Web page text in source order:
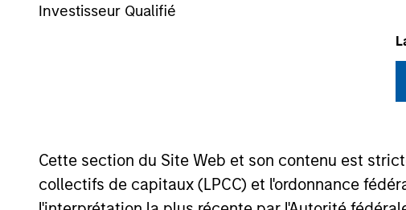
Investisseur Qualifié
Cette section du Site Web et son contenu est
collectifs de capitaux (LPCC) et l'ordonnance
preservation.
MARKETING COMMUNICATION